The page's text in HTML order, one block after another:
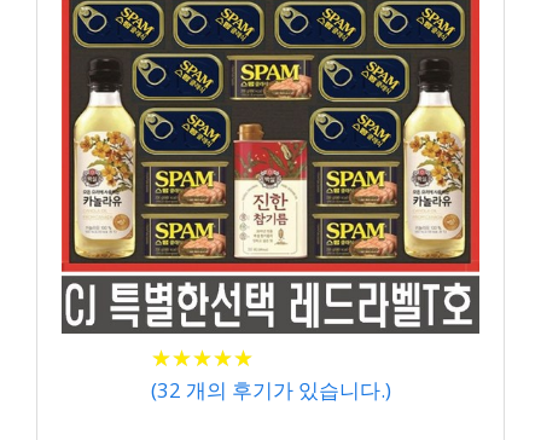
★★★★★
★★★★★
(32 개의 후기가 있습니다.)